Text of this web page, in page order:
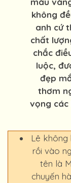
không
anh cứ
chất
chắc
luộc,
đẹp
thơm
vọng các
Lê
rồi vào
tên là
chuyến